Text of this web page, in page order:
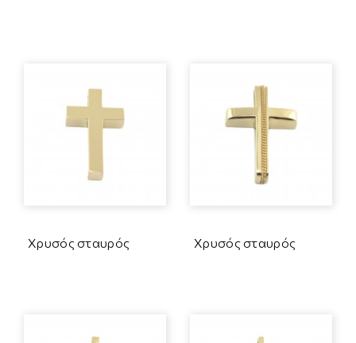
Χρυσός σταυρός Χρυσός σταυρός